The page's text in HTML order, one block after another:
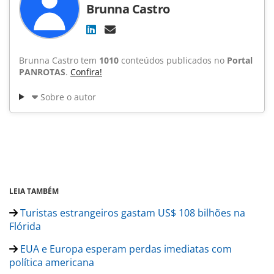
Brunna Castro
Brunna Castro tem 1010 conteúdos publicados no Portal
PANROTAS. Confira!
Sobre o autor
LEIA TAMBÉM
Turistas estrangeiros gastam US$ 108 bilhões na
Flórida
EUA e Europa esperam perdas imediatas com
política americana